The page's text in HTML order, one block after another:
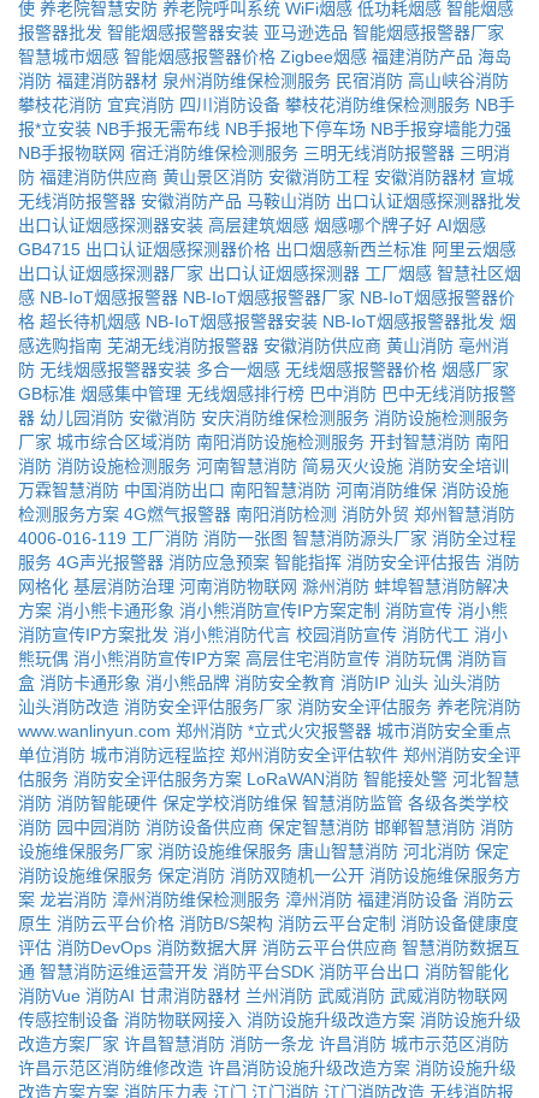
使 养老院智慧安防 养老院呼叫系统 WiFi烟感 低功耗烟感 智能烟感
报警器批发 智能烟感报警器安装 亚马逊选品 智能烟感报警器厂家
智慧城市烟感 智能烟感报警器价格 Zigbee烟感 福建消防产品 海岛
消防 福建消防器材 泉州消防维保检测服务 民宿消防 高山峡谷消防
攀枝花消防 宜宾消防 四川消防设备 攀枝花消防维保检测服务 NB手
报*立安装 NB手报无需布线 NB手报地下停车场 NB手报穿墙能力强
NB手报物联网 宿迁消防维保检测服务 三明无线消防报警器 三明消
防 福建消防供应商 黄山景区消防 安徽消防工程 安徽消防器材 宣城
无线消防报警器 安徽消防产品 马鞍山消防 出口认证烟感探测器批发
出口认证烟感探测器安装 高层建筑烟感 烟感哪个牌子好 AI烟感
GB4715 出口认证烟感探测器价格 出口烟感新西兰标准 阿里云烟感
出口认证烟感探测器厂家 出口认证烟感探测器 工厂烟感 智慧社区烟
感 NB-IoT烟感报警器 NB-IoT烟感报警器厂家 NB-IoT烟感报警器价
格 超长待机烟感 NB-IoT烟感报警器安装 NB-IoT烟感报警器批发 烟
感选购指南 芜湖无线消防报警器 安徽消防供应商 黄山消防 亳州消
防 无线烟感报警器安装 多合一烟感 无线烟感报警器价格 烟感厂家
GB标准 烟感集中管理 无线烟感排行榜 巴中消防 巴中无线消防报警
器 幼儿园消防 安徽消防 安庆消防维保检测服务 消防设施检测服务
厂家 城市综合区域消防 南阳消防设施检测服务 开封智慧消防 南阳
消防 消防设施检测服务 河南智慧消防 简易灭火设施 消防安全培训
万霖智慧消防 中国消防出口 南阳智慧消防 河南消防维保 消防设施
检测服务方案 4G燃气报警器 南阳消防检测 消防外贸 郑州智慧消防
4006-016-119 工厂消防 消防一张图 智慧消防源头厂家 消防全过程
服务 4G声光报警器 消防应急预案 智能指挥 消防安全评估报告 消防
网格化 基层消防治理 河南消防物联网 滁州消防 蚌埠智慧消防解决
方案 消小熊卡通形象 消小熊消防宣传IP方案定制 消防宣传 消小熊
消防宣传IP方案批发 消小熊消防代言 校园消防宣传 消防代工 消小
熊玩偶 消小熊消防宣传IP方案 高层住宅消防宣传 消防玩偶 消防盲
盒 消防卡通形象 消小熊品牌 消防安全教育 消防IP 汕头 汕头消防
汕头消防改造 消防安全评估服务厂家 消防安全评估服务 养老院消防
www.wanlinyun.com 郑州消防 *立式火灾报警器 城市消防安全重点
单位消防 城市消防远程监控 郑州消防安全评估软件 郑州消防安全评
估服务 消防安全评估服务方案 LoRaWAN消防 智能接处警 河北智慧
消防 消防智能硬件 保定学校消防维保 智慧消防监管 各级各类学校
消防 园中园消防 消防设备供应商 保定智慧消防 邯郸智慧消防 消防
设施维保服务厂家 消防设施维保服务 唐山智慧消防 河北消防 保定
消防设施维保服务 保定消防 消防双随机一公开 消防设施维保服务方
案 龙岩消防 漳州消防维保检测服务 漳州消防 福建消防设备 消防云
原生 消防云平台价格 消防B/S架构 消防云平台定制 消防设备健康度
评估 消防DevOps 消防数据大屏 消防云平台供应商 智慧消防数据互
通 智慧消防运维运营开发 消防平台SDK 消防平台出口 消防智能化
消防Vue 消防AI 甘肃消防器材 兰州消防 武威消防 武威消防物联网
传感控制设备 消防物联网接入 消防设施升级改造方案 消防设施升级
改造方案厂家 许昌智慧消防 消防一条龙 许昌消防 城市示范区消防
许昌示范区消防维修改造 许昌消防设施升级改造方案 消防设施升级
改造方案方案 消防压力表 江门 江门消防 江门消防改造 无线消防报